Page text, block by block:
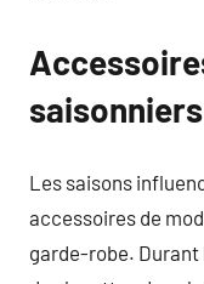
saisonniers
Les saisons
accessoires de
garde-robe. Durant